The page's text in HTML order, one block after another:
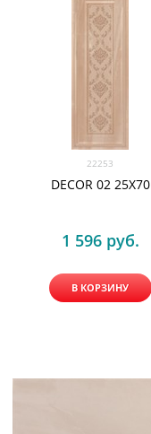
22253
DECOR 02 25X70
1 596 руб.
В КОРЗИНУ